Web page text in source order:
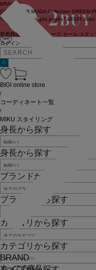
ログイン
BRAND
COUTURIER MOGA Collection GREEN
TRISTESSE
congés payés LOISIR Julier
新着商品 ニュース セール スタッ
BRAND
すべての商品
BIGI online store
/
コーディネート一覧
/
MIKU スタイリング
身長から探す
身長から探す
ブランドから探す
ブランドから探す
カテゴリから探す
カテゴリから探す